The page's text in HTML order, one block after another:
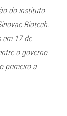
do instituto
Biotech.
em 17 de
o governo
primeiro a